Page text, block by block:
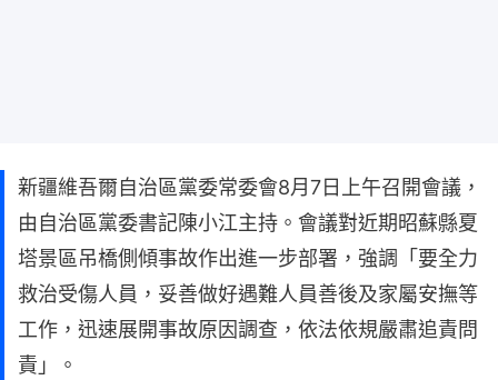
新疆維吾爾自治區黨委常委會8月7日上午召開會議，
由自治區黨委書記陳小江主持。會議對近期昭蘇縣夏
塔景區吊橋側傾事故作出進一步部署，強調「要全力
救治受傷人員，妥善做好遇難人員善後及家屬安撫等
工作，迅速展開事故原因調查，依法依規嚴肅追責問
責」。